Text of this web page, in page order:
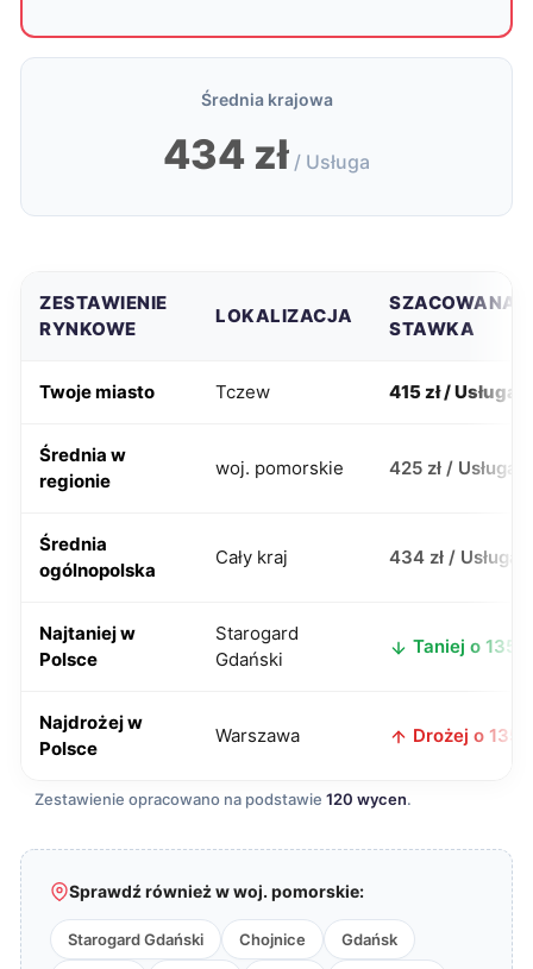
Średnia krajowa
434 zł / Usługa
ZESTAWIENIE
RYNKOWE
LOKALIZACJA
SZACOWANA
STAWKA
Twoje miasto Tczew 415 zł / Usługa
Średnia w
regionie
woj. pomorskie 425 zł / Usługa
Średnia
ogólnopolska
Cały kraj 434 zł / Usługa
Najtaniej w
Polsce
Starogard
Gdański
Taniej o 135
Najdrożej w
Polsce
Warszawa Drożej o 135
Zestawienie opracowano na podstawie 120 wycen.
Sprawdź również w woj. pomorskie:
Starogard Gdański Chojnice Gdańsk